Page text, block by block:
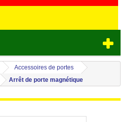
Accessoires de portes
Arrêt de porte magnétique